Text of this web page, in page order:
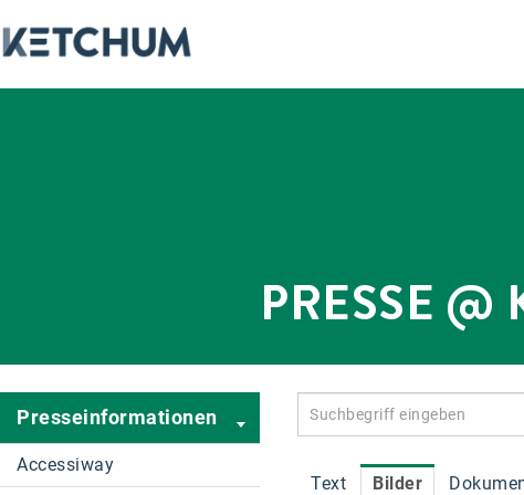
PRESSE
Presseinformationen
Accessiway
Text
Bilder